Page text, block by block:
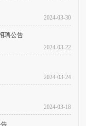
2024-03-30
聘公告
2024-03-22
2024-03-24
2024-03-18